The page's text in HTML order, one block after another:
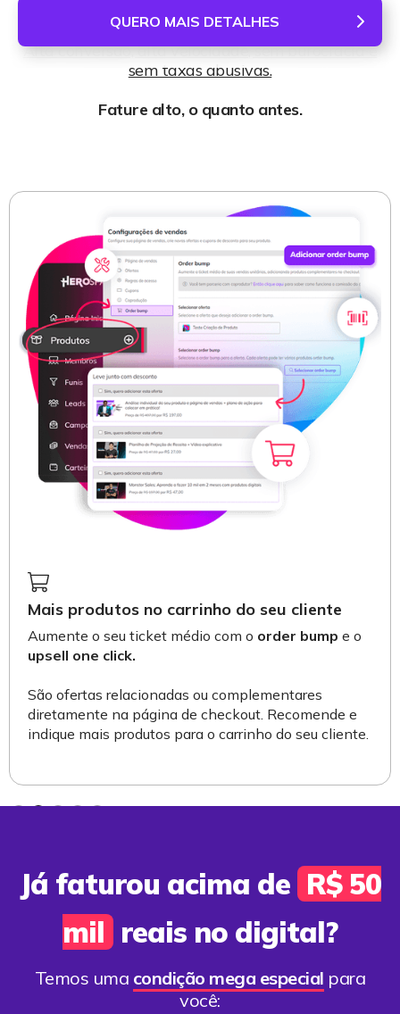
A solução completa e segura para venda de
infoprodutos.
Alta conversão, alta velocidade, sem burocracia e
sem taxas abusivas.
Fature alto, o quanto antes.
QUERO MAIS DETALHES
Mais produtos no carrinho do seu cliente
Aumente o seu ticket médio com o order bump e o
upsell one click.
São ofertas relacionadas ou complementares
diretamente na página de checkout. Recomende e
indique mais produtos para o carrinho do seu cliente.
Já faturou acima de R$ 50
mil reais no digital?
Temos uma condição mega especial para
você: